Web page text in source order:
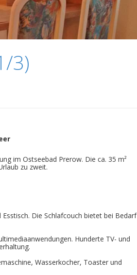
3)
im Ostseebad Prerow. Die ca. 35 m²
zu zweit.
Die Schlafcouch bietet bei Bedarf
Hunderte TV- und
Wasserkocher, Toaster und